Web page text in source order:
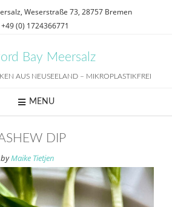
Weserstraße 73, 28757 Bremen
+49 (0) 1724366771
Bay Meersalz
AUS NEUSEELAND – MIKROPLASTIKFREI
MENU
DIP
byMaike Tietjen